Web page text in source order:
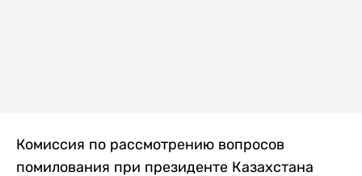
Комиссия по рассмотрению вопросов
помилования при президенте Казахстана